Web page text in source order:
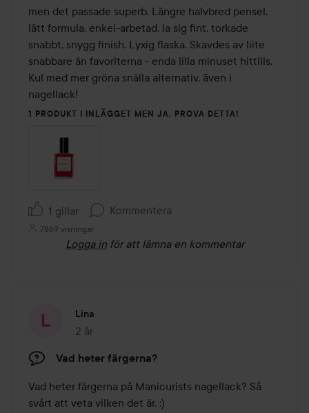
men det passade superb. Längre halvbred pensel,
lätt formula, enkel-arbetad, la sig fint, torkade
snabbt, snygg finish. Lyxig flaska. Skavdes av liite
snabbare än favoriterna - enda lilla minuset hittills.
Kul med mer gröna snälla alternativ, även i
nagellack!
1 PRODUKT I INLÄGGET MEN JA, PROVA DETTA!
1 gillar Kommentera
7869 visningar
Logga in för att lämna en kommentar
Lina
2 år
Inlägget skapades 2 år
Vad heter färgerna?
Vad heter färgerna på Manicurists nagellack? Så
svårt att veta vilken det är. :)